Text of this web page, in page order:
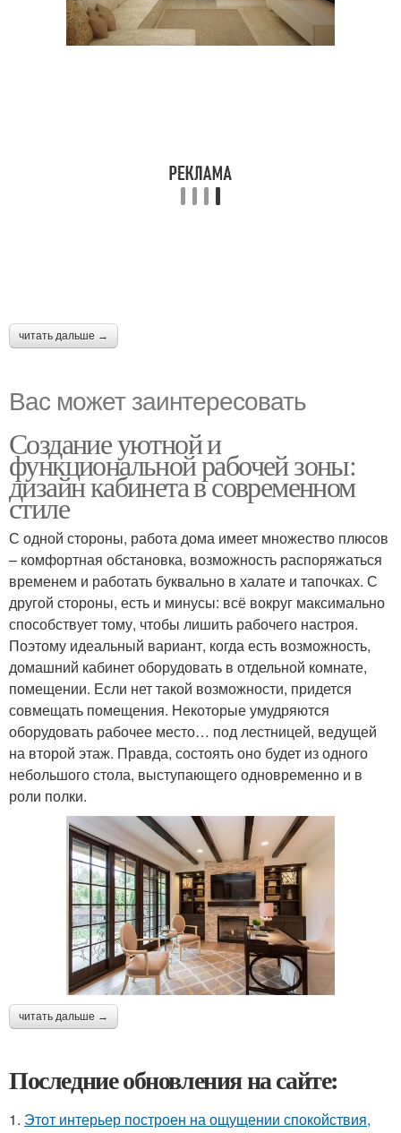
читать дальше →
Вас может заинтересовать
Создание уютной и
функциональной рабочей зоны:
дизайн кабинета в современном
стиле
С одной стороны, работа дома имеет множество плюсов
– комфортная обстановка, возможность распоряжаться
временем и работать буквально в халате и тапочках. С
другой стороны, есть и минусы: всё вокруг максимально
способствует тому, чтобы лишить рабочего настроя.
Поэтому идеальный вариант, когда есть возможность,
домашний кабинет оборудовать в отдельной комнате,
помещении. Если нет такой возможности, придется
совмещать помещения. Некоторые умудряются
оборудовать рабочее место… под лестницей, ведущей
на второй этаж. Правда, состоять оно будет из одного
небольшого стола, выступающего одновременно и в
роли полки.
читать дальше →
Последние обновления на сайте:
1. Этот интерьер построен на ощущении спокойствия,